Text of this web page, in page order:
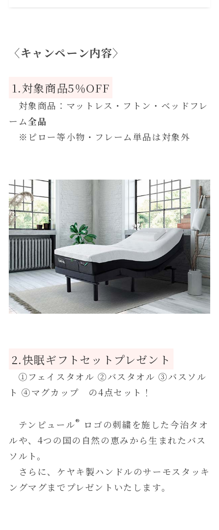
〈キャンペーン内容〉
1.対象商品5％OFF
対象商品：マットレス・フトン・ベッドフレ
ーム全品
※ピロー等小物・フレーム単品は対象外
2.快眠ギフトセットプレゼント
①フェイスタオル ②バスタオル ③バスソル
ト ④マグカップ の4点セット！
テンピュール® ロゴの刺繍を施した今治タオ
ルや、4つの国の自然の恵みから生まれたバス
ソルト。
さらに、ケヤキ製ハンドルのサーモスタッキ
ングマグまでプレゼントいたします。